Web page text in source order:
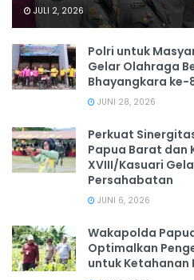
JULI 2, 2026
Polri untuk
Gelar Olahraga
Bhayangkara ke-
JUNI 28, 2026
‎Perkuat
Papua Barat dan
XVIII/Kasuari
Persahabatan
JUNI 6, 2026
Wakapolda
Optimalkan
untuk Ketahanan